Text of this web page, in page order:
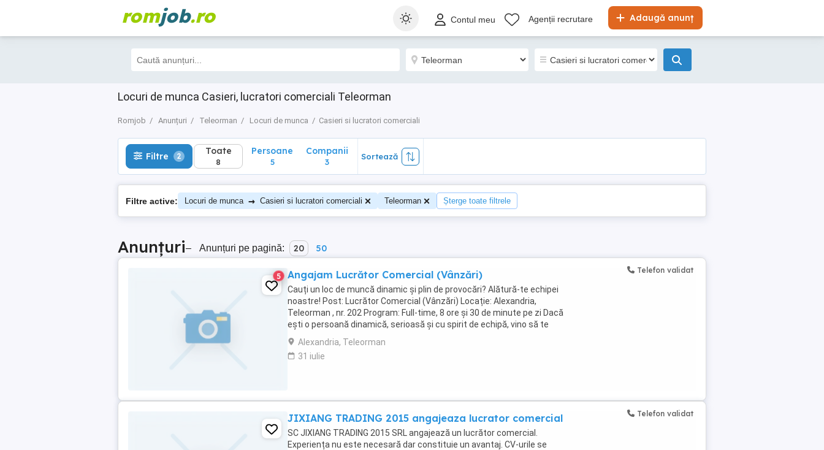
romjob.ro Adaugă anunț
Contul meu Agenții recrutare
Locuri de munca Casieri, lucratori comerciali Teleorman
Romjob Anunțuri Teleorman Locuri de munca Casieri si lucratori comerciali
Filtre 2 Toate
8
Filtre 2 Toate
8
Persoane
5
Companii
3
Sortează
Filtre active: Locuri de munca → Casieri si lucratori comerciali Teleorman Șterge toate filtrele
Anunțuri– Anunțuri pe pagină: 20 50
5 Angajam Lucrător Comercial (Vânzări)
Cauți un loc de muncă dinamic și plin de provocări? Alătură-te echipei
noastre! Post: Lucrător Comercial (Vânzări) Locație: Alexandria,
Teleorman , nr. 202 Program: Full-time, 8 ore și 30 de minute pe zi Dacă
ești o persoană dinamică, serioasă și cu spirit de echipă, vino să te
alături unui magazin ...
Alexandria, Teleorman
31 iulie
Telefon validat
JIXIANG TRADING 2015 angajeaza lucrator comercial
SC JIXIANG TRADING 2015 SRL angajează un lucrător comercial.
Experiența nu este necesară dar constituie un avantaj. CV-urile se
Telefon validat